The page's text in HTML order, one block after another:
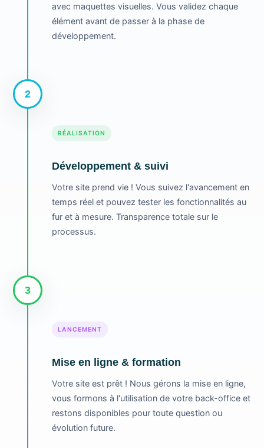
avec maquettes visuelles. Vous validez chaque
élément avant de passer à la phase de
développement.
2
RÉALISATION
Développement & suivi
Votre site prend vie ! Vous suivez l'avancement en
temps réel et pouvez tester les fonctionnalités au
fur et à mesure. Transparence totale sur le
processus.
3
LANCEMENT
Mise en ligne & formation
Votre site est prêt ! Nous gérons la mise en ligne,
vous formons à l'utilisation de votre back-office et
restons disponibles pour toute question ou
évolution future.